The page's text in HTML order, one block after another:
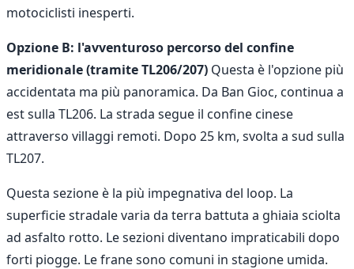
motociclisti inesperti.
Opzione B: l'avventuroso percorso del confine
meridionale (tramite TL206/207) Questa è l'opzione più
accidentata ma più panoramica. Da Ban Gioc, continua a
est sulla TL206. La strada segue il confine cinese
attraverso villaggi remoti. Dopo 25 km, svolta a sud sulla
TL207.
Questa sezione è la più impegnativa del loop. La
superficie stradale varia da terra battuta a ghiaia sciolta
ad asfalto rotto. Le sezioni diventano impraticabili dopo
forti piogge. Le frane sono comuni in stagione umida.